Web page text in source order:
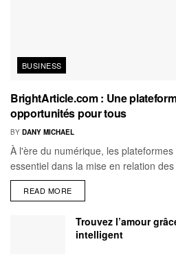
BUSINESS
BrightArticle.com : Une
opportunités pour tous
BY DANY MICHAEL
À l'ère du numérique, les
essentiel dans la mise en relation
READ MORE
Trouvez l’amour
intelligent